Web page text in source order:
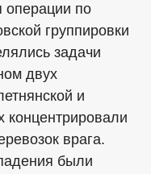
операции по
группировки
задачи
двух
и
концентрировали
врага.
были